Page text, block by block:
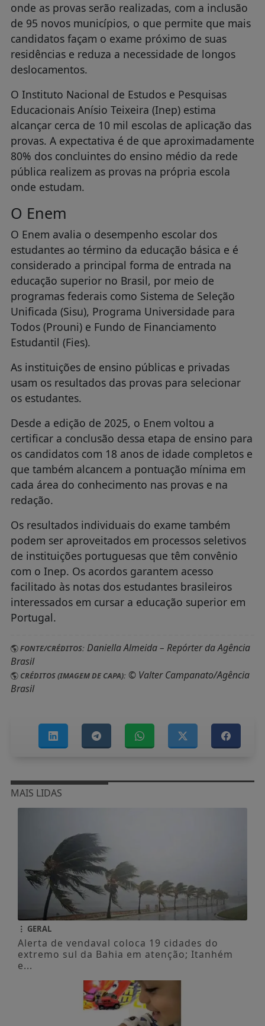
onde as provas serão realizadas, com a inclusão
de 95 novos municípios, o que permite que mais
candidatos façam o exame próximo de suas
residências e reduza a necessidade de longos
deslocamentos.
O Instituto Nacional de Estudos e Pesquisas
Educacionais Anísio Teixeira (Inep) estima
alcançar cerca de 10 mil escolas de aplicação das
provas. A expectativa é de que aproximadamente
80% dos concluintes do ensino médio da rede
pública realizem as provas na própria escola
onde estudam.
O Enem
O Enem avalia o desempenho escolar dos
estudantes ao término da educação básica e é
considerado a principal forma de entrada na
educação superior no Brasil, por meio de
programas federais como Sistema de Seleção
Unificada (Sisu), Programa Universidade para
Todos (Prouni) e Fundo de Financiamento
Estudantil (Fies).
As instituições de ensino públicas e privadas
usam os resultados das provas para selecionar
os estudantes.
Desde a edição de 2025, o Enem voltou a
certificar a conclusão dessa etapa de ensino para
os candidatos com 18 anos de idade completos e
que também alcancem a pontuação mínima em
cada área do conhecimento nas provas e na
redação.
Os resultados individuais do exame também
podem ser aproveitados em processos seletivos
de instituições portuguesas que têm convênio
com o Inep. Os acordos garantem acesso
facilitado às notas dos estudantes brasileiros
interessados em cursar a educação superior em
Portugal.
FONTE/CRÉDITOS:Daniella Almeida – Repórter da Agência
Brasil
CRÉDITOS (IMAGEM DE CAPA):© Valter Campanato/Agência
Brasil
MAIS LIDAS
GERAL
Alerta de vendaval coloca 19 cidades do
extremo sul da Bahia em atenção; Itanhém
e...